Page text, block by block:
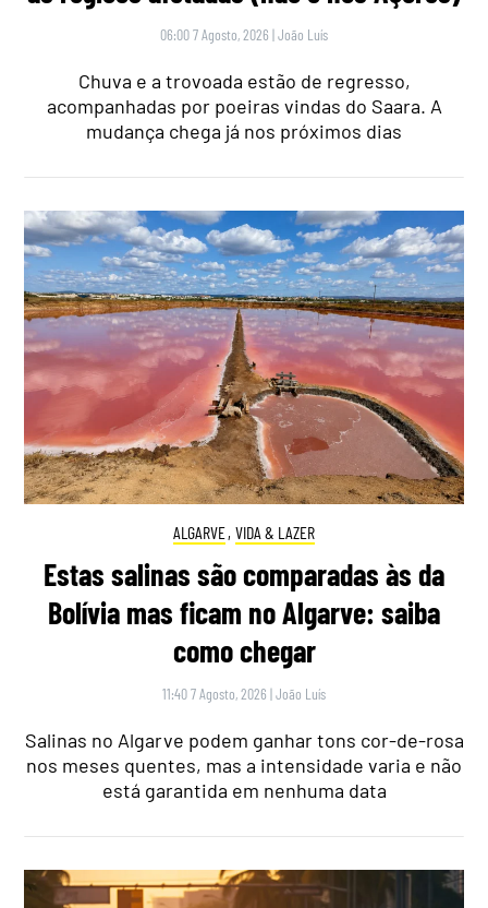
06:00 7 Agosto, 2026 |João Luís
Chuva e a trovoada estão de regresso,
acompanhadas por poeiras vindas do Saara. A
mudança chega já nos próximos dias
ALGARVE, VIDA & LAZER
Estas salinas são comparadas às da
Bolívia mas ficam no Algarve: saiba
como chegar
11:40 7 Agosto, 2026 |João Luís
Salinas no Algarve podem ganhar tons cor-de-rosa
nos meses quentes, mas a intensidade varia e não
está garantida em nenhuma data